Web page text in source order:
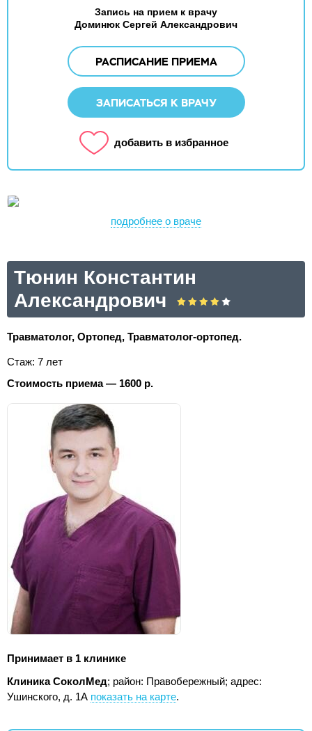
Запись на прием к врачу
Доминюк Сергей Александрович
РАСПИСАНИЕ ПРИЕМА
ЗАПИСАТЬСЯ К ВРАЧУ
добавить в избранное
подробнее о враче
Тюнин Константин
Александрович
Травматолог, Ортопед, Травматолог-ортопед.
Стаж: 7 лет
Стоимость приема — 1600 р.
Принимает в 1 клинике
Клиника СоколМед; район: Правобережный; адрес:
Ушинского, д. 1А показать на карте.